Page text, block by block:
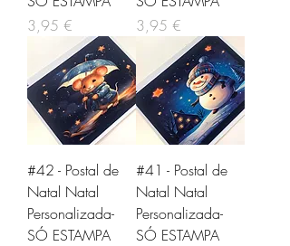
Preço
3,95 €
Preço
3,95 €
#42 - Postal de
Natal Natal
Personalizada-
SÓ ESTAMPA
#41 - Postal de
Natal Natal
Personalizada-
SÓ ESTAMPA